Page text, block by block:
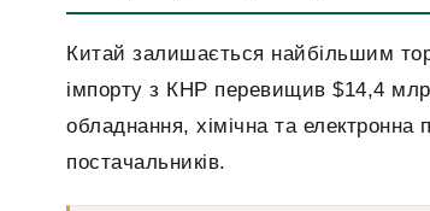
Китай залишається найбільшим
імпорту з КНР перевищив $14,4
обладнання, хімічна та електронна
постачальників.